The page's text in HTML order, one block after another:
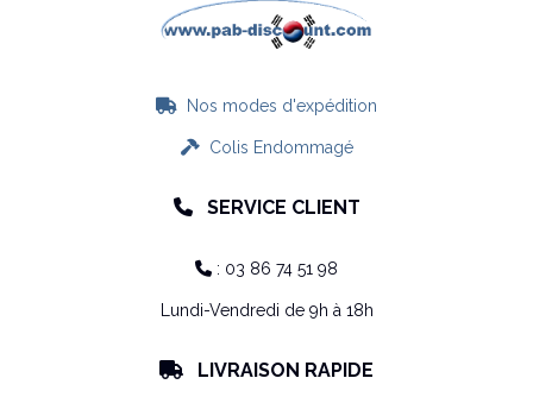
 Nos modes d'expédition
Colis Endommagé
 SERVICE CLIENT
 : 03 86 74 51 98
Lundi-Vendredi de 9h à 18h
 LIVRAISON RAPIDE